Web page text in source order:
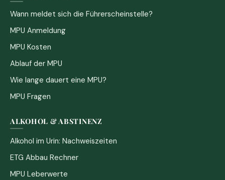
Wann meldet sich die Führerscheinstelle?
MPU Anmeldung
MPU Kosten
Ablauf der MPU
Wie lange dauert eine MPU?
MPU Fragen
ALKOHOL & ABSTINENZ
Alkohol im Urin: Nachweiszeiten
ETG Abbau Rechner
MPU Leberwerte